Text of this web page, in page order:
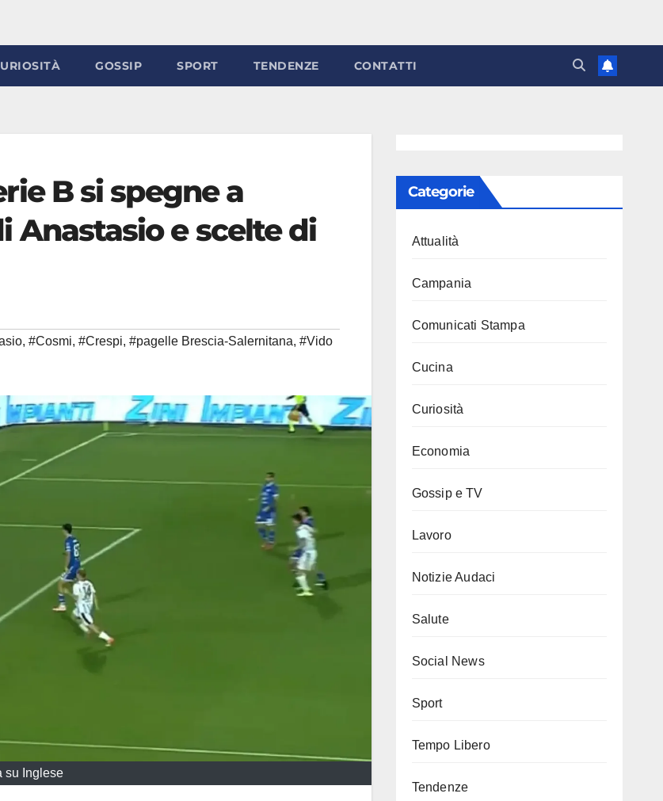
GOSSIP SPORT TENDENZE CONTATTI
B si spegne a
Anastasio e scelte di
, #Cosmi, #Crespi, #pagelle Brescia-Salernitana, #Vido
su Inglese
Categorie
Attualità
Campania
Comunicati Stampa
Cucina
Curiosità
Economia
Gossip e TV
Lavoro
Notizie Audaci
Salute
Social News
Sport
Tempo Libero
Tendenze